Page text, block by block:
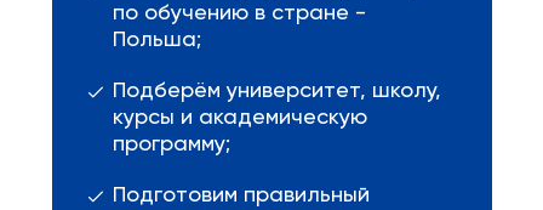
по обучению в стране -
Польша;
Подберём университет, школу,
курсы и академическую
программу;
Подготовим правильный